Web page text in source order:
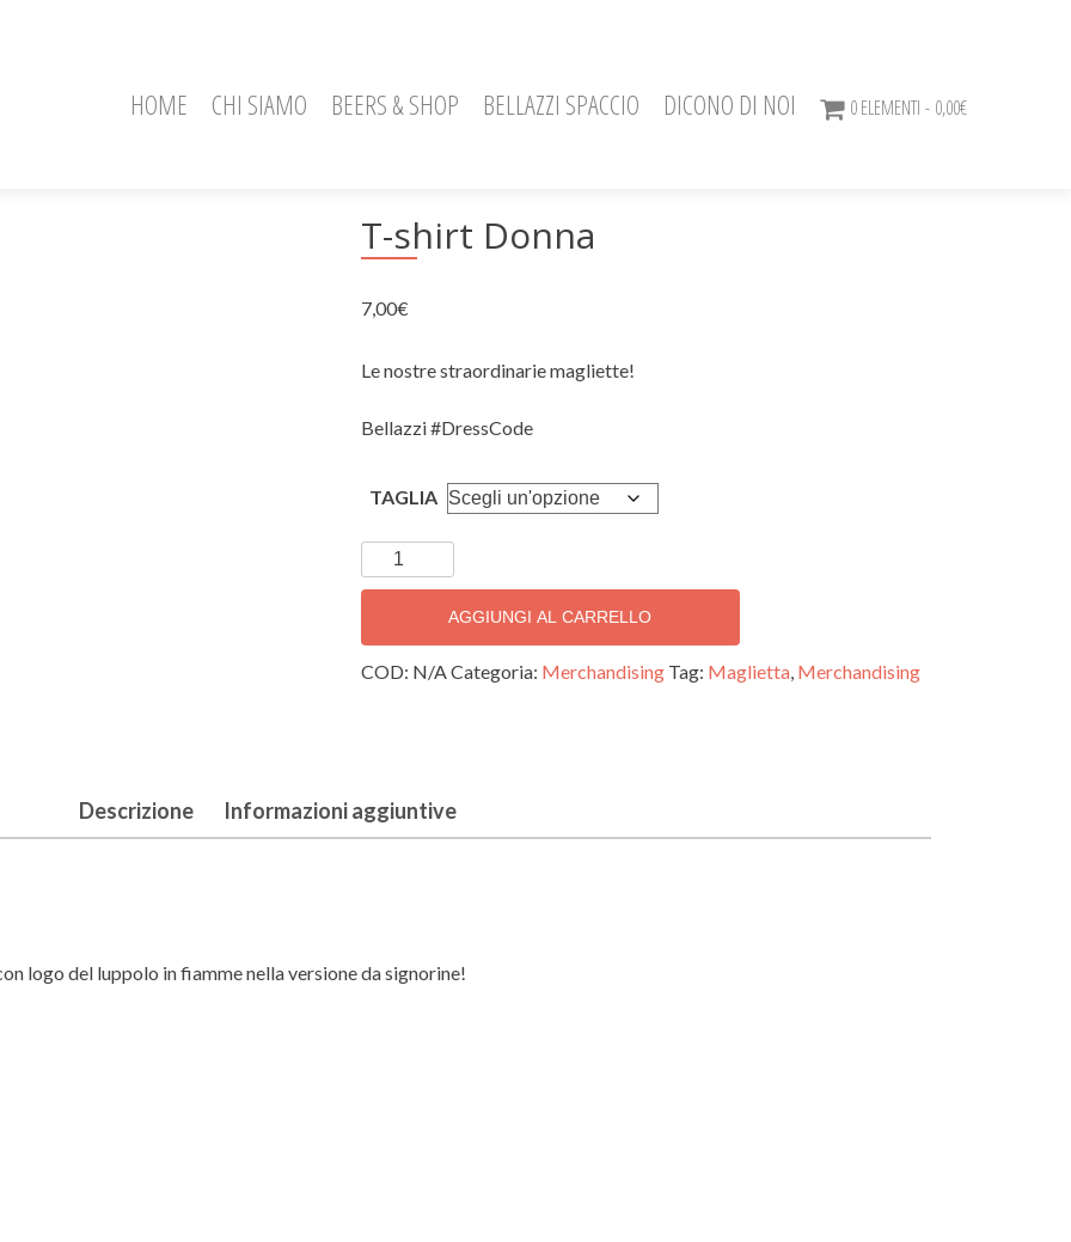
HOME CHI SIAMO BEERS & SHOP BELLAZZI SPACCIO DICONO DI NOI 0 ELEMENTI 0,00€
T-shirt Donna
7,00€
Le nostre straordinarie magliette!
Bellazzi #DressCode
TAGLIA
shirt
quantità
AGGIUNGI AL CARRELLO
COD: N/ACategoria: Merchandising Tag: Maglietta, Merchandising
Descrizione Informazioni aggiuntive
logo del luppolo in fiamme nella versione da signorine!